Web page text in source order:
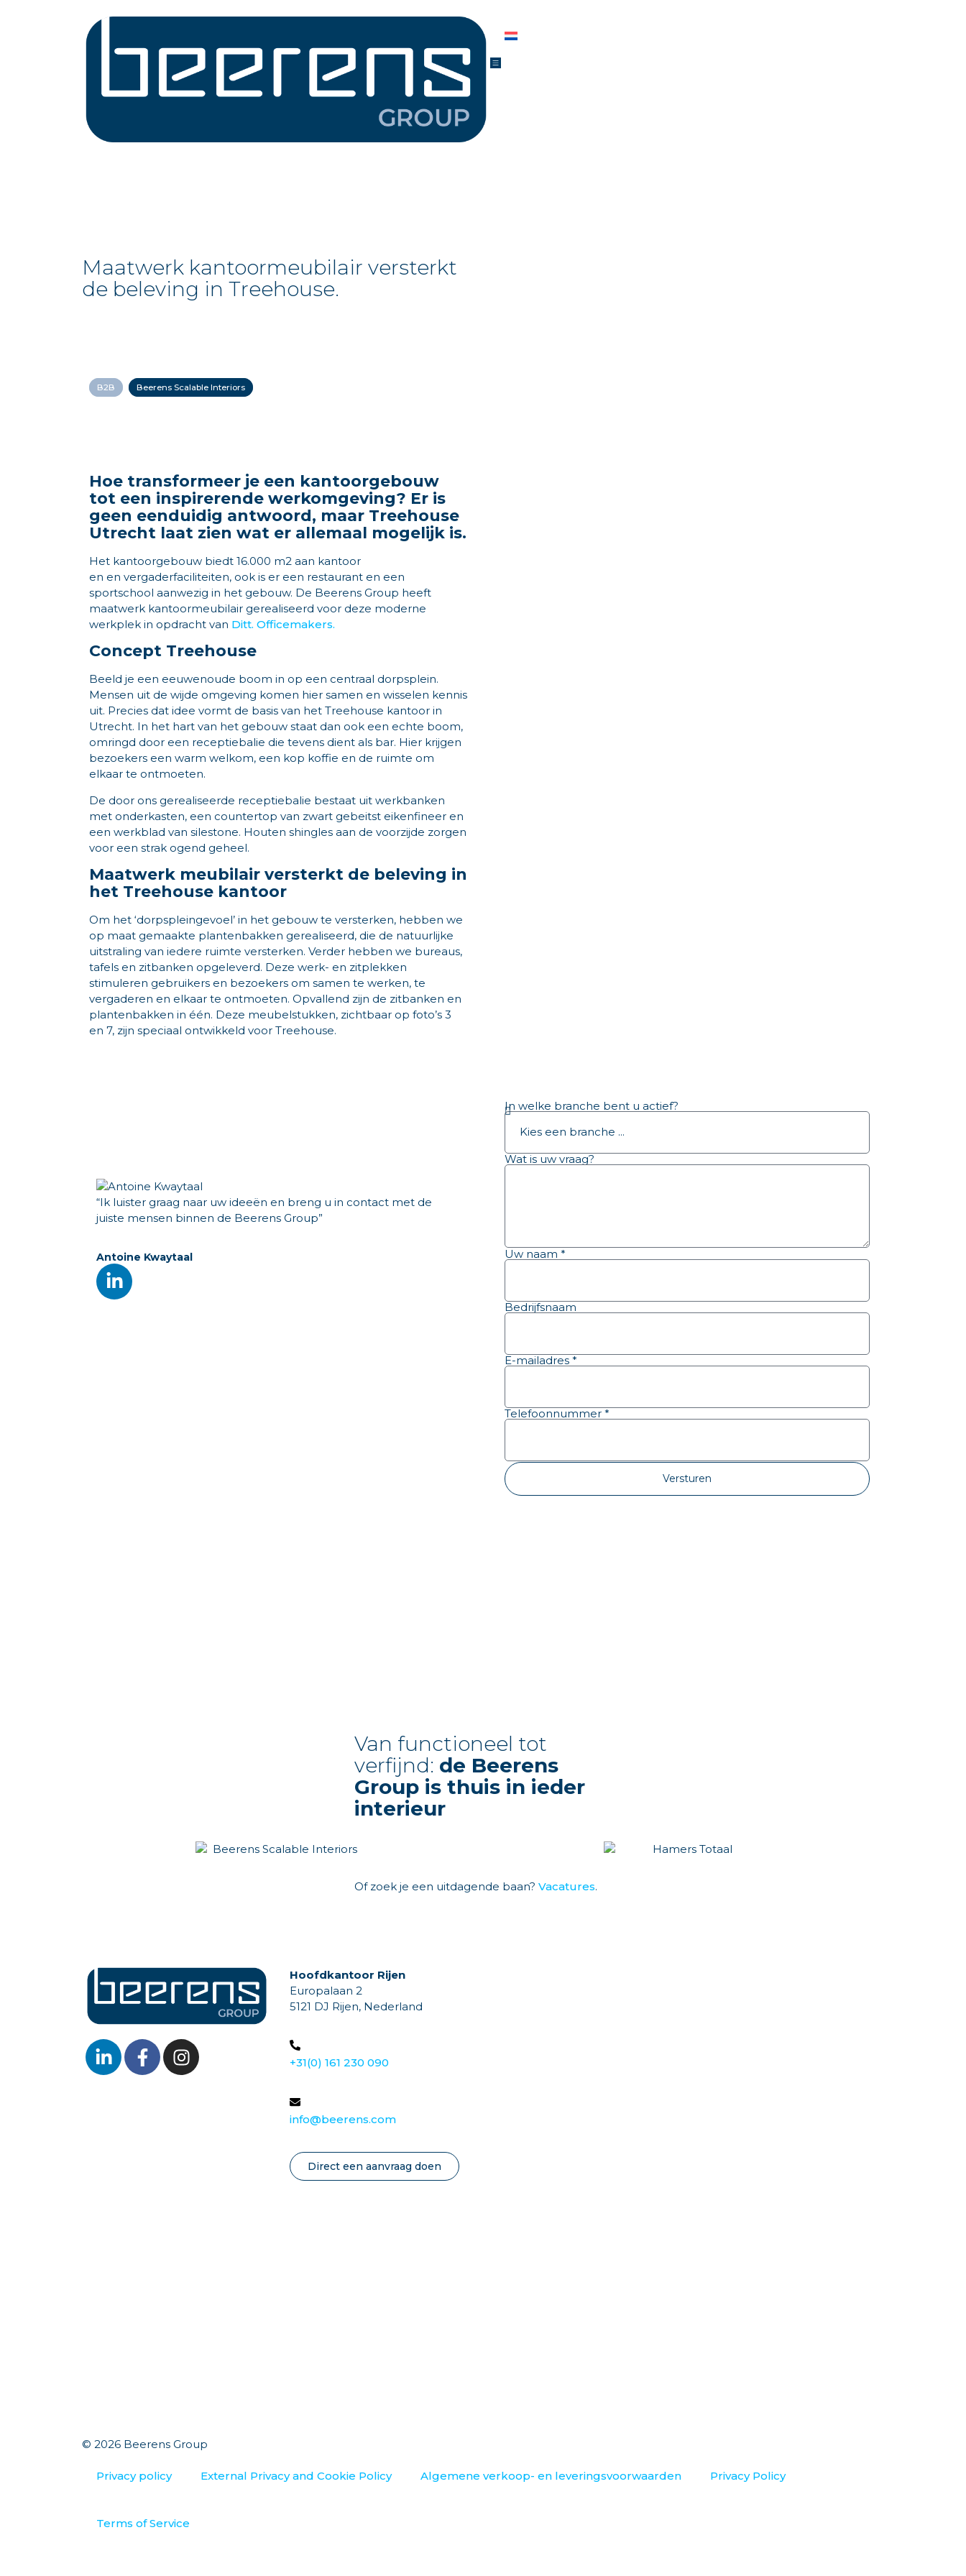
Maatwerk kantoormeubilair versterkt
de beleving in Treehouse.
B2B Beerens Scalable Interiors
Hoe transformeer je een kantoorgebouw
tot een inspirerende werkomgeving? Er is
geen eenduidig antwoord, maar Treehouse
Utrecht laat zien wat er allemaal mogelijk is.
Het kantoorgebouw biedt16.000 m2 aan kantoor
en en vergaderfaciliteiten, ook is er een restaurant en een
sportschool aanwezig in het gebouw. De Beerens Group heeft
maatwerk kantoormeubilair gerealiseerd voor deze moderne
werkplek in opdracht van Ditt. Officemakers.
Concept Treehouse
Beeld je een eeuwenoude boom in op een centraal dorpsplein.
Mensen uit de wijde omgeving komen hier samen en wisselen kennis
uit. Precies dat idee vormt de basis van het Treehouse kantoor in
Utrecht. In het hart van het gebouw staat dan ook een echte boom,
omringd door een receptiebalie die tevens dient als bar. Hier krijgen
bezoekers een warm welkom, een kop koffie en de ruimte om
elkaar te ontmoeten.
De door ons gerealiseerde receptiebalie bestaat uit werkbanken
met onderkasten, een countertop van zwart gebeitst eikenfineer en
een werkblad van silestone. Houten shingles aan de voorzijde zorgen
voor een strak ogend geheel.
Maatwerk meubilair versterkt de beleving in
het Treehouse kantoor
Om het ‘dorpspleingevoel’ in het gebouw te versterken, hebben we
op maat gemaakte plantenbakken gerealiseerd, die de natuurlijke
uitstraling van iedere ruimte versterken. Verder hebben we bureaus,
tafels en zitbanken opgeleverd. Deze werk- en zitplekken
stimuleren gebruikers en bezoekers om samen te werken, te
vergaderen en elkaar te ontmoeten. Opvallend zijn de zitbanken en
plantenbakken in één. Deze meubelstukken, zichtbaar op foto’s 3
en 7, zijn speciaal ontwikkeld voor Treehouse.
“Ik luister graag naar uw ideeën en breng u in contact met de
juiste mensen binnen de Beerens Group”
Antoine Kwaytaal
In welke branche bent u actief?
Wat is uw vraag?
Uw naam *
Bedrijfsnaam
E-mailadres *
Telefoonnummer *
Versturen
Van functioneel tot
verfijnd: de Beerens
Group is thuis in ieder
interieur
Of zoek je een uitdagende baan? Vacatures.
Hoofdkantoor Rijen
Europalaan 2
5121 DJ Rijen, Nederland
+31(0) 161 230 090
info@beerens.com
Direct een aanvraag doen
© 2026 Beerens Group
Privacy policy External Privacy and Cookie Policy Algemene verkoop- en leveringsvoorwaarden Privacy Policy
Terms of Service